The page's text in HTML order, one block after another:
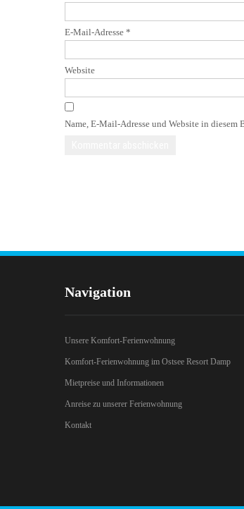
E-Mail-Adresse *
Website
Name, E-Mail-Adresse und Website in diesem
Navigation
Unsere Komfort-Ferienwohnung
Komfort-Ferienwohnung im Ostsee Resort Damp
Mietpreise und Informationen
Anreise zu unserer Ferienwohnung
Kontakt